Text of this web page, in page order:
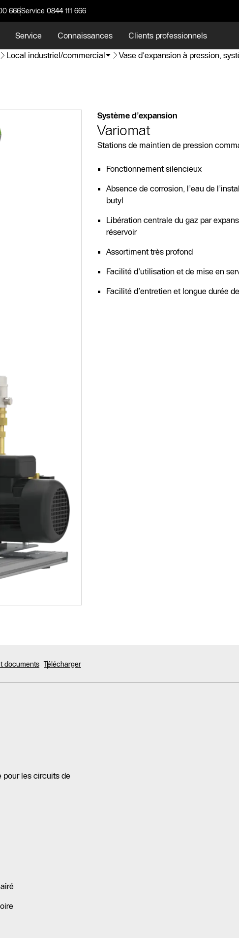
666Service 0844 111 666
Service Connaissances Clients professionnels
Local industriel/commercial Vase d'expansion à pression,
Système d’expansion
Variomat
Stations de maintien de pression
Fonctionnement silencieux
Absence de corrosion, l’eau de
butyl
Libération centrale du gaz par
réservoir
Assortiment très profond
Facilité d’utilisation et de mise en
Facilité d’entretien et longue durée
documents Télécharger
pour les circuits de